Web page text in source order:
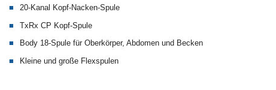
20-Kanal Kopf-Nacken-Spule
TxRx CP Kopf-Spule
Body 18-Spule für Oberkörper, Abdomen und Becken
Kleine und große Flexspulen